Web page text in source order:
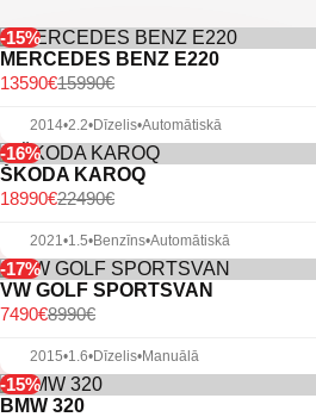
Multistūre.
VW multimedia/navigācija ar
"Apple CarPlay" un "Android Auto"
Lukturu mazgātāji.
Miglas lukturi.
Vieglmetāla diski.
Noņemams sakabes āķis.
U.C. ekstras.
-15%
MERCEDES BENZ E220
15990€
13590€
2014•2.2•Dīzelis•Automātiskā
-16%
ŠKODA KAROQ
22490€
18990€
2021•1.5•Benzīns•Automātiskā
-17%
VW GOLF SPORTSVAN
8990€
7490€
2015•1.6•Dīzelis•Manuālā
-15%
BMW 320